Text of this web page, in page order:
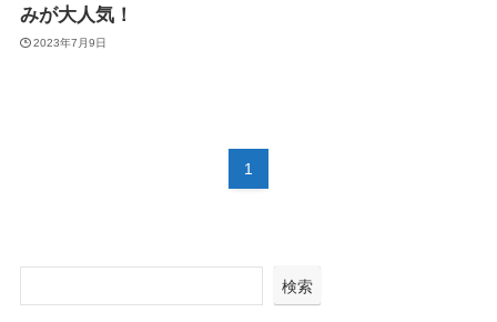
みが大人気！
2023年7月9日
1
検索